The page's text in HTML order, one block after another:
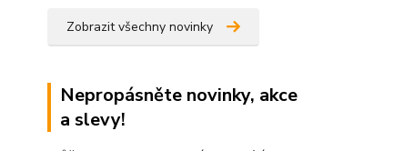
Zobrazit všechny novinky
Nepropásněte novinky, akce
a slevy!